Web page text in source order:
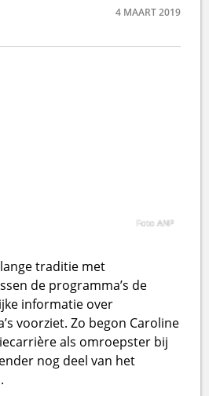
4 MAART 2019
Foto ANP
traditie met
de programma’s de
informatie over
voorziet. Zo begon Caroline
als omroepster bij
nog deel van het